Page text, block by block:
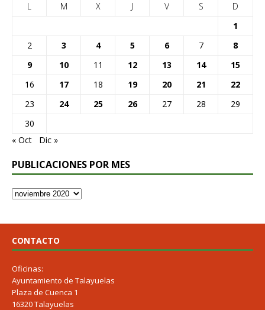
L
M X J V S
D
1
2
3 4 5 6 7
8
9
10 11 12 13 14
15
16
17 18 19 20 21
22
23
24 25 26 27 28
29
30
« Oct
Dic »
PUBLICACIONES POR MES
CONTACTO
Oficinas:
Ayuntamiento de Talayuelas
Plaza de Cuenca 1
16320 Talayuelas